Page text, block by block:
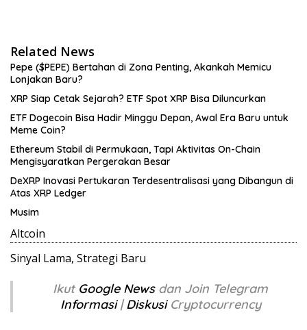
Related News
Pepe ($PEPE) Bertahan di Zona Penting, Akankah Memicu
Lonjakan Baru?
XRP Siap Cetak Sejarah? ETF Spot XRP Bisa Diluncurkan
ETF Dogecoin Bisa Hadir Minggu Depan, Awal Era Baru untuk
Meme Coin?
Ethereum Stabil di Permukaan, Tapi Aktivitas On-Chain
Mengisyaratkan Pergerakan Besar
DeXRP Inovasi Pertukaran Terdesentralisasi yang Dibangun di
Atas XRP Ledger
Musim
Altcoin
Sinyal Lama, Strategi Baru
Ikut Google News dan Join Telegram
Informasi|DiskusiCryptocurrency